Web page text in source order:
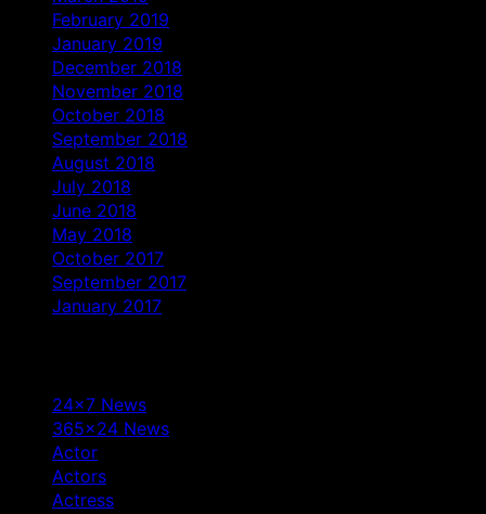
February 2019
January 2019
December 2018
November 2018
October 2018
September 2018
August 2018
July 2018
June 2018
May 2018
October 2017
September 2017
January 2017
24×7 News
365×24 News
Actor
Actors
Actress